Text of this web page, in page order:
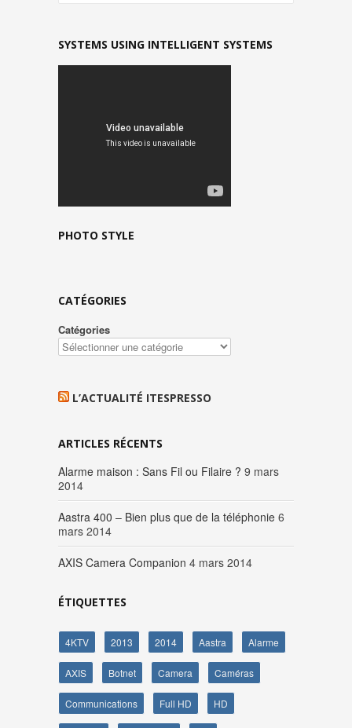
SYSTEMS USING INTELLIGENT SYSTEMS
PHOTO STYLE
CATÉGORIES
Catégories
L’ACTUALITÉ ITESPRESSO
ARTICLES RÉCENTS
Alarme maison : Sans Fil ou Filaire ? 9 mars
2014
Aastra 400 – Bien plus que de la téléphonie 6
mars 2014
AXIS Camera Companion 4 mars 2014
ÉTIQUETTES
4KTV 2013 2014 Aastra Alarme
AXIS Botnet Camera Caméras
Communications Full HD HD